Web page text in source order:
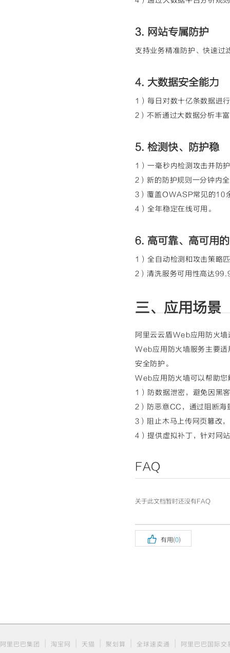
3. 网站专属防护
支持业务精准防护、快速过
4. 大数据安全能力
1）每日对数十亿条数据进
2）不断通过大数据分析丰
5. 检测快、防护稳
1）一毫秒内检测攻击并防
2）新的防护规则一分钟内
3）覆盖OWASP常见的10
4）全年稳定在线可用。
6. 高可靠、高可用
1）全自动检测和攻击策略
2）清洗服务可用性高达
三、应用场景
阿里云云盾Web应用防火
Web应用防火墙服务主要
安全防护。
Web应用防火墙可以帮助您
1）防数据泄密，避免因黑
2）防恶意CC，通过阻断海
3）阻止木马上传网页篡改
4）提供虚拟补丁，针对网
FAQ
关于此文档暂时还没有FAQ
 有用(0)
阿里巴巴集团 淘宝网 天猫 聚划算 全球速卖通 阿里巴巴国际交